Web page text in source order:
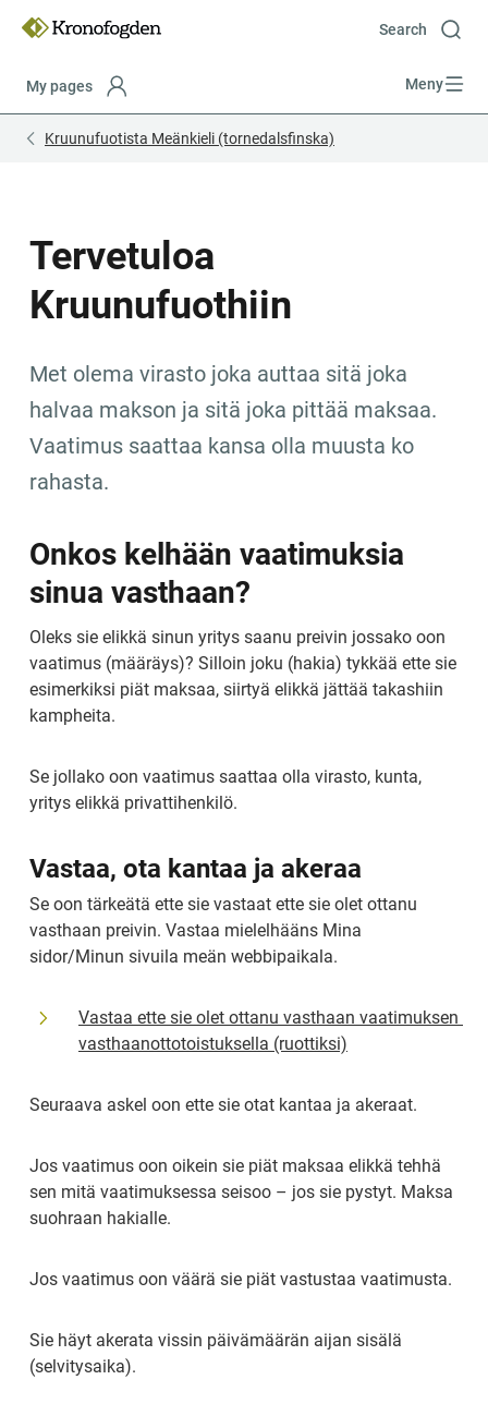
innehåll
Search
My pages Meny
Kruunufuotista Meänkieli (tornedalsfinska)
Tervetuloa
Kruunufuothiin
Met olema virasto joka auttaa sitä joka
halvaa makson ja sitä joka pittää maksaa.
Vaatimus saattaa kansa olla muusta ko
rahasta.
Onkos kelhään vaatimuksia
sinua vasthaan?
Oleks sie elikkä sinun yritys saanu preivin jossako oon
vaatimus (määräys)? Silloin joku (hakia) tykkää ette sie
esimerkiksi piät maksaa, siirtyä elikkä jättää takashiin
kampheita.
Se jollako oon vaatimus saattaa olla virasto, kunta,
yritys elikkä privattihenkilö.
Vastaa, ota kantaa ja akeraa
Se oon tärkeätä ette sie vastaat ette sie olet ottanu
vasthaan preivin. Vastaa mielelhääns Mina
sidor/Minun sivuila meän webbipaikala.
Vastaa ette sie olet ottanu vasthaan vaatimuksen
vasthaanottotoistuksella (ruottiksi)
Seuraava askel oon ette sie otat kantaa ja akeraat.
Jos vaatimus oon oikein sie piät maksaa elikkä tehhä
sen mitä vaatimuksessa seisoo – jos sie pystyt. Maksa
suohraan hakialle.
Jos vaatimus oon väärä sie piät vastustaa vaatimusta.
Sie häyt akerata vissin päivämäärän aijan sisälä
(selvitysaika).
start
end